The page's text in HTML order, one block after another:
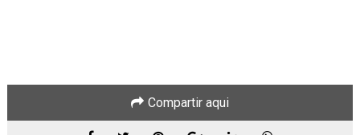
Compartir aqui